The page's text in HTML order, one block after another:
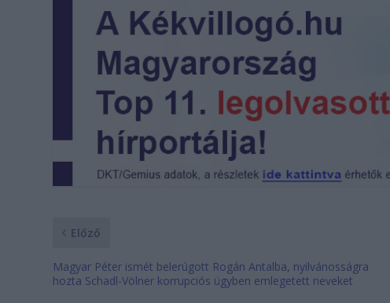
Előző
Magyar Péter ismét belerúgott Rogán Antalba, nyilvánosságra
hozta Schadl-Völner korrupciós ügyben emlegetett neveket